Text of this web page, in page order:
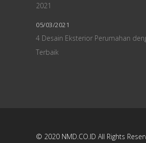
2021
05/03/2021
4 Desain Eksterior Perumahan
Terbaik
© 2020 NMD.CO.ID All Rights